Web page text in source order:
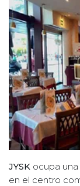
JYSK ocupa
en el centro